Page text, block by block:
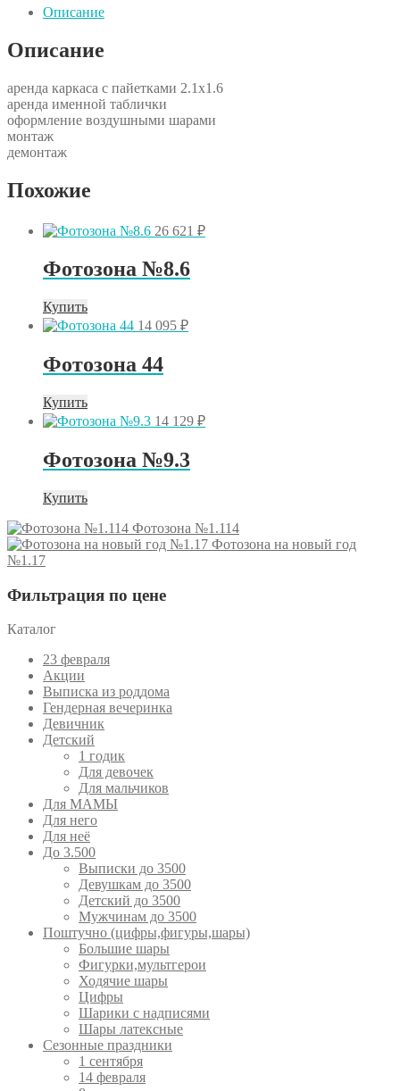
Описание
Описание
аренда каркаса с пайетками 2.1х1.6
аренда именной таблички
оформление воздушными шарами
монтаж
демонтаж
Похожие
26 621 ₽
Фотозона №8.6
Купить
14 095 ₽
Фотозона 44
Купить
14 129 ₽
Фотозона №9.3
Купить
Фотозона №1.114
Фотозона на новый год
№1.17
Фильтрация по цене
Каталог
23 февраля
Акции
Выписка из роддома
Гендерная вечеринка
Девичник
Детский
1 годик
Для девочек
Для мальчиков
Для МАМЫ
Для него
Для неё
До 3.500
Выписки до 3500
Девушкам до 3500
Детский до 3500
Мужчинам до 3500
Поштучно (цифры,фигуры,шары)
Большие шары
Фигурки,мультгерои
Ходячие шары
Цифры
Шарики с надписями
Шары латексные
Сезонные праздники
1 сентября
14 февраля